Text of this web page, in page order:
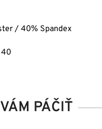
/ 40% Spandex
40
PÁČIŤ